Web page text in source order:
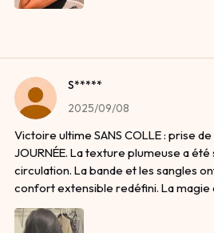
S*****
2025/09/08
Victoire ultime SANS COLLE : prise
JOURNÉE. La texture plumeuse a
circulation. La bande et les sangles
confort extensible redéfini. La magie